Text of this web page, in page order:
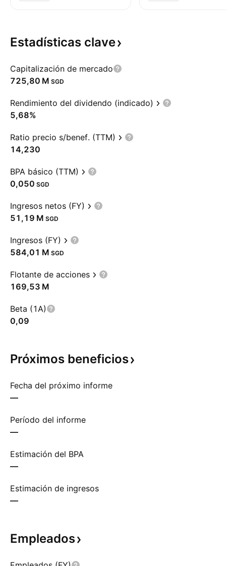
Estadísticas clave
Capitalización de mercado
‪725,80 M‬ SGD
Rendimiento del dividendo (indicado)
5,68%
Ratio precio s/benef. (TTM)
14,230
BPA básico (TTM)
0,050 SGD
Ingresos netos (FY)
‪51,19 M‬ SGD
Ingresos (FY)
‪584,01 M‬ SGD
Flotante de acciones
‪169,53 M‬
Beta (1A)
0,09
Próximos beneficios
Fecha del próximo informe
—
Período del informe
—
Estimación del BPA
—
Estimación de ingresos
—
Empleados